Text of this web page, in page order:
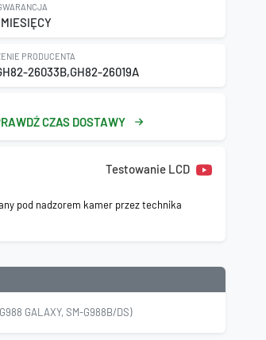
PRODUCENTA
26033B,GH82-26019A
CZAS DOSTAWY
Testowanie LCD
pod nadzorem kamer przez technika
GALAXY, SM-G988B/DS)